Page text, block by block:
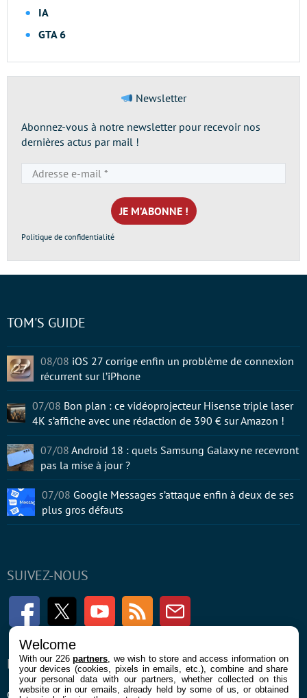
IA
GTA 6
Newsletter
Abonnez-vous à notre newsletter pour recevoir nos
dernières actus par mail !
e-
mail
*
Politique de confidentialité
SUIVEZ-NOUS
FacebookTwitter Youtube RSS Newsletter
ENTREPRISE
Confidentialité et Cookies
À PROPOS
Contact
TOM'S GUIDE
08/08 iOS 27 corrige enfin un problème de connexion
récurrent sur l’iPhone
07/08 Bon plan : ce vidéoprojecteur Hisense triple laser
4K s’affiche avec une rédaction de 390 € sur Amazon !
07/08 Android 18 : quels Samsung Galaxy ne recevront
pas la mise à jour ?
07/08 Google Messages s’attaque enfin à deux de ses
plus gros défauts
Welcome
With our 226partners , we wish to store and access information on
your devices (cookies, pixels in emails, etc.), combine and share
your personal data with our partners, whether collected on this
website or in our emails, already held by some of us, or obtained